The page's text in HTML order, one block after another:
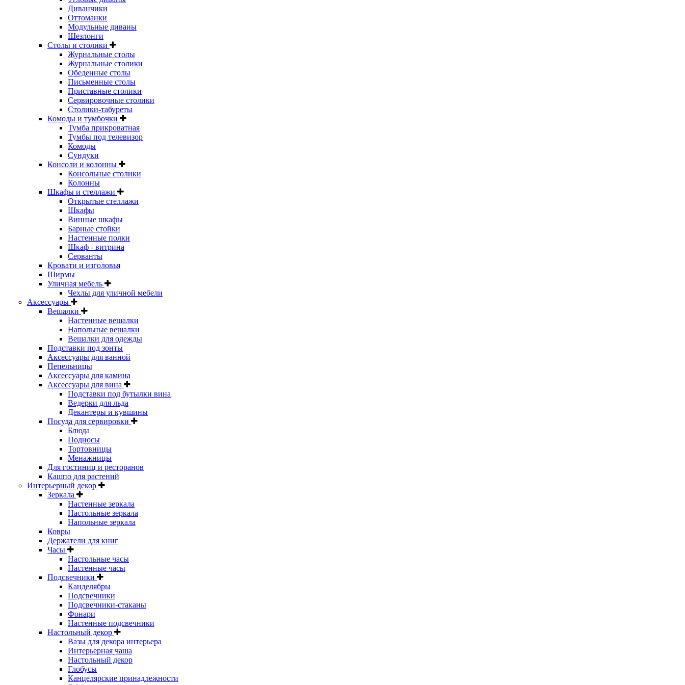
Диванчики
Оттоманки
Модульные диваны
Шезлонги
Столы и столики
Журнальные столы
Журнальные столики
Обеденные столы
Письменные столы
Приставные столики
Сервировочные столики
Столики-табуреты
Комоды и тумбочки
Тумба прикроватная
Тумбы под телевизор
Комоды
Сундуки
Консоли и колонны
Консольные столики
Колонны
Шкафы и стеллажи
Открытые стеллажи
Шкафы
Винные шкафы
Барные стойки
Настенные полки
Шкаф - витрина
Серванты
Кровати и изголовья
Ширмы
Уличная мебель
Чехлы для уличной мебели
Аксессуары
Вешалки
Настенные вешалки
Напольные вешалки
Вешалки для одежды
Подставки под зонты
Аксессуары для ванной
Пепельницы
Аксессуары для камина
Аксессуары для вина
Подставки под бутылки вина
Ведерки для льда
Декантеры и кувшины
Посуда для сервировки
Блюда
Подносы
Тортовницы
Менажницы
Для гостиниц и ресторанов
Кашпо для растений
Интерьерный декор
Зеркала
Настенные зеркала
Настольные зеркала
Напольные зеркала
Ковры
Держатели для книг
Часы
Настольные часы
Настенные часы
Подсвечники
Канделябры
Подсвечники
Подсвечники-стаканы
Фонари
Настенные подсвечники
Настольный декор
Вазы для декора интерьера
Интерьерная чаша
Настольный декор
Глобусы
Канцелярские принадлежности